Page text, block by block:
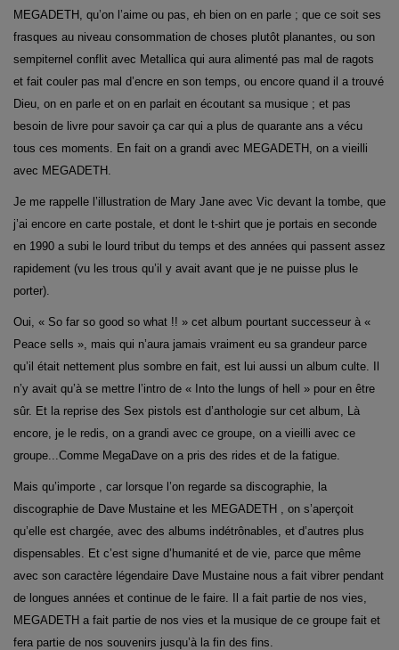
MEGADETH, qu’on l’aime ou pas, eh bien on en parle ; que ce soit ses
frasques au niveau consommation de choses plutôt planantes, ou son
sempiternel conflit avec Metallica qui aura alimenté pas mal de ragots
et fait couler pas mal d’encre en son temps, ou encore quand il a trouvé
Dieu, on en parle et on en parlait en écoutant sa musique ; et pas
besoin de livre pour savoir ça car qui a plus de quarante ans a vécu
tous ces moments. En fait on a grandi avec MEGADETH, on a vieilli
avec MEGADETH.
Je me rappelle l’illustration de Mary Jane avec Vic devant la tombe, que
j’ai encore en carte postale, et dont le t-shirt que je portais en seconde
en 1990 a subi le lourd tribut du temps et des années qui passent assez
rapidement (vu les trous qu’il y avait avant que je ne puisse plus le
porter).
Oui, « So far so good so what !! » cet album pourtant successeur à «
Peace sells », mais qui n’aura jamais vraiment eu sa grandeur parce
qu’il était nettement plus sombre en fait, est lui aussi un album culte. Il
n’y avait qu’à se mettre l’intro de « Into the lungs of hell » pour en être
sûr. Et la reprise des Sex pistols est d’anthologie sur cet album, Là
encore, je le redis, on a grandi avec ce groupe, on a vieilli avec ce
groupe...Comme MegaDave on a pris des rides et de la fatigue.
Mais qu’importe , car lorsque l’on regarde sa discographie, la
discographie de Dave Mustaine et les MEGADETH , on s’aperçoit
qu’elle est chargée, avec des albums indétrônables, et d’autres plus
dispensables. Et c’est signe d’humanité et de vie, parce que même
avec son caractère légendaire Dave Mustaine nous a fait vibrer pendant
de longues années et continue de le faire. Il a fait partie de nos vies,
MEGADETH a fait partie de nos vies et la musique de ce groupe fait et
fera partie de nos souvenirs jusqu’à la fin des fins.